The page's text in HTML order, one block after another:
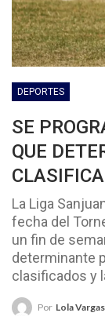
DEPORTES
SE
QUE
La Liga
fecha del
un fin de
determinante
clasificados y
Por Lola Vargas